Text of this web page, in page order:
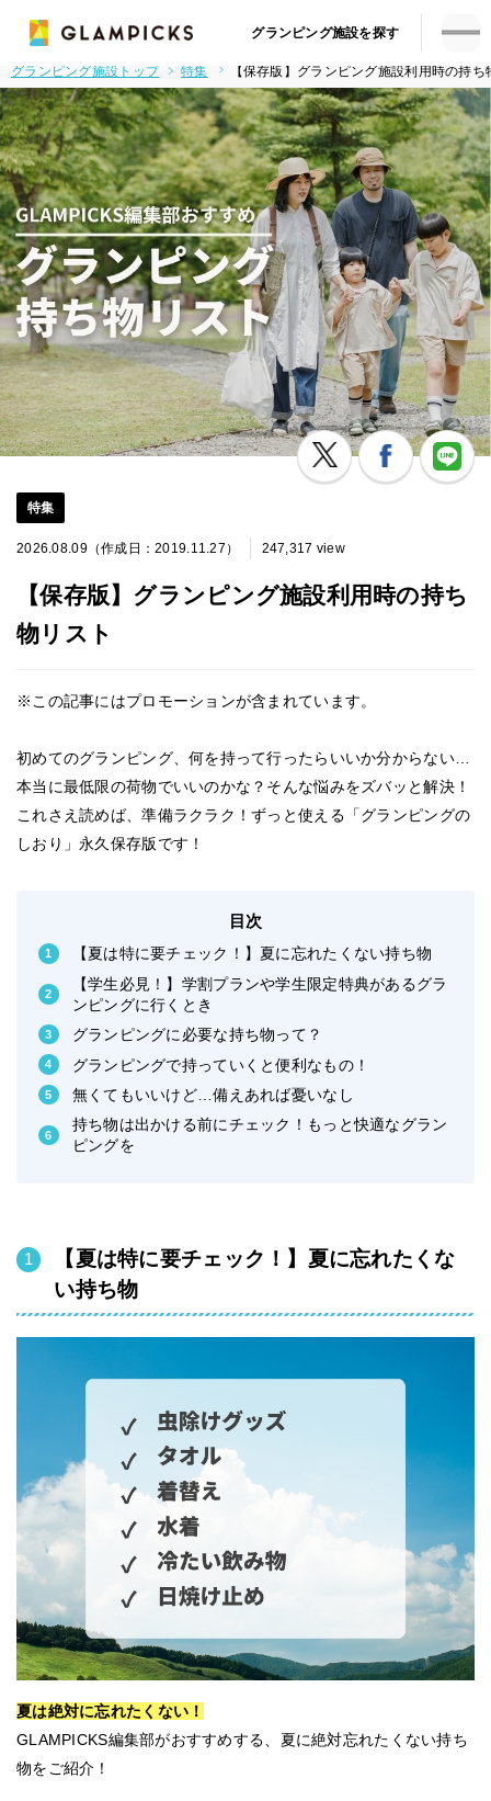
グランピング施設を探す
グランピング施設トップ 特集 【保存版】グランピング施設利用時の持ち
特集
2026.08.09（作成日：2019.11.27） 247,317 view
【保存版】グランピング施設利用時の持ち
物リスト
※この記事にはプロモーションが含まれています。
初めてのグランピング、何を持って行ったらいいか分からない…
本当に最低限の荷物でいいのかな？そんな悩みをズバッと解決！
これさえ読めば、準備ラクラク！ずっと使える「グランピングの
しおり」永久保存版です！
目次
【夏は特に要チェック！】夏に忘れたくない持ち物
【学生必見！】学割プランや学生限定特典があるグラ
ンピングに行くとき
グランピングに必要な持ち物って？
グランピングで持っていくと便利なもの！
無くてもいいけど…備えあれば憂いなし
持ち物は出かける前にチェック！もっと快適なグラン
ピングを
【夏は特に要チェック！】夏に忘れたくな
い持ち物
夏は絶対に忘れたくない！
GLAMPICKS編集部がおすすめする、夏に絶対忘れたくない持ち
物をご紹介！